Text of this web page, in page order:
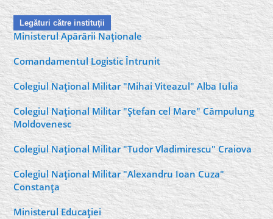
Legături către instituţii
Ministerul Apărării Naţionale
Comandamentul Logistic Întrunit
Colegiul Naţional Militar "Mihai Viteazul" Alba Iulia
Colegiul Naţional Militar "Ştefan cel Mare" Câmpulung
Moldovenesc
Colegiul Naţional Militar "Tudor Vladimirescu" Craiova
Colegiul Naţional Militar "Alexandru Ioan Cuza"
Constanţa
Ministerul Educaţiei